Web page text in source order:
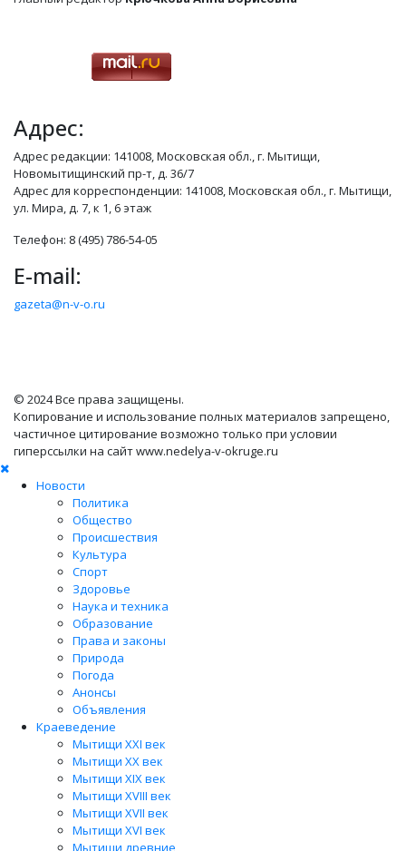
Адрес:
Адрес редакции: 141008, Московская обл., г. Мытищи,
Новомытищинский пр-т, д. 36/7
Адрес для корреспонденции: 141008, Московская обл., г. Мытищи,
ул. Мира, д. 7, к 1, 6 этаж
Телефон: 8 (495) 786-54-05
E-mail:
gazeta@n-v-o.ru
© 2024 Все права защищены.
Копирование и использование полных материалов запрещено,
частичное цитирование возможно только при условии
гиперссылки на сайт www.nedelya-v-okruge.ru
Новости
Политика
Общество
Происшествия
Культура
Спорт
Здоровье
Наука и техника
Образование
Права и законы
Природа
Погода
Анонсы
Объявления
Краеведение
Мытищи XXI век
Мытищи XX век
Мытищи XIX век
Мытищи XVIII век
Мытищи XVII век
Мытищи XVI век
Мытищи древние